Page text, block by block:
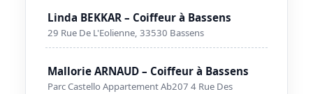
Linda BEKKAR – Coiffeur à Bassens
29 Rue De L'Eolienne, 33530 Bassens
Mallorie ARNAUD – Coiffeur à Bassens
Parc Castello Appartement Ab207 4 Rue Des